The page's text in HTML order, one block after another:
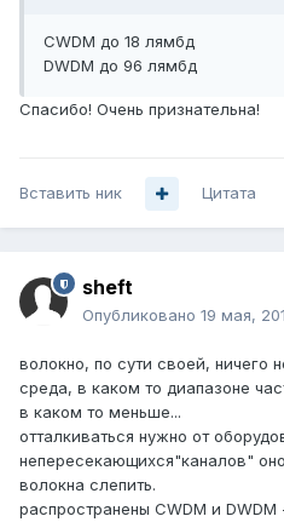
CWDM до 18 лямбд
DWDM до 96 лямбд
Спасибо! Очень признательна!
Вставить ник Цитата
sheft
Опубликовано 19 мая,
волокно, по сути своей, ничего
среда, в каком то диапазоне
в каком то меньше...
отталкиваться нужно от
непересекающихся"каналов"
волокна слепить.
распространены CWDM и